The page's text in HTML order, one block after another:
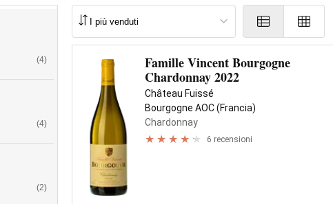
(4)
(4)
(2)
Famille Vincent Bourgogne
Chardonnay 2022
Château Fuissé
Bourgogne AOC (Francia)
Chardonnay
6 recensioni